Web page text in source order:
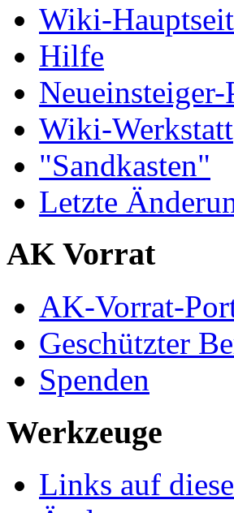
Wiki-
Hilfe
Neueinsteiger-
Wiki-Werkstatt
"Sandkasten"
Letzte
AK Vorrat
AK-Vorrat-
Geschützter
Spenden
Werkzeuge
Links auf